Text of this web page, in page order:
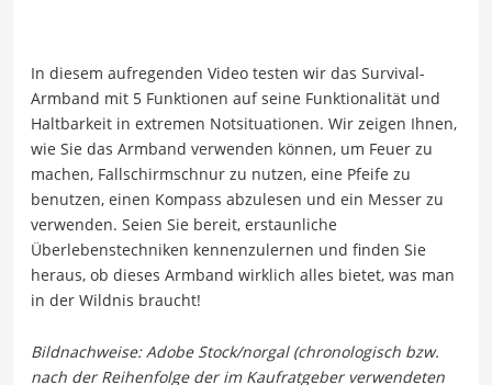
In diesem aufregenden Video testen wir das Survival-
Armband mit 5 Funktionen auf seine Funktionalität und
Haltbarkeit in extremen Notsituationen. Wir zeigen Ihnen,
wie Sie das Armband verwenden können, um Feuer zu
machen, Fallschirmschnur zu nutzen, eine Pfeife zu
benutzen, einen Kompass abzulesen und ein Messer zu
verwenden. Seien Sie bereit, erstaunliche
Überlebenstechniken kennenzulernen und finden Sie
heraus, ob dieses Armband wirklich alles bietet, was man
in der Wildnis braucht!